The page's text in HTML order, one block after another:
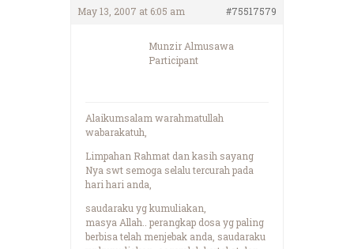
May 13, 2007 at 6:05 am #75517579
Munzir Almusawa
Participant
Alaikumsalam warahmatullah
wabarakatuh,
Limpahan Rahmat dan kasih sayang
Nya swt semoga selalu tercurah pada
hari hari anda,
saudaraku yg kumuliakan,
masya Allah.. perangkap dosa yg paling
berbisa telah menjebak anda, saudaraku